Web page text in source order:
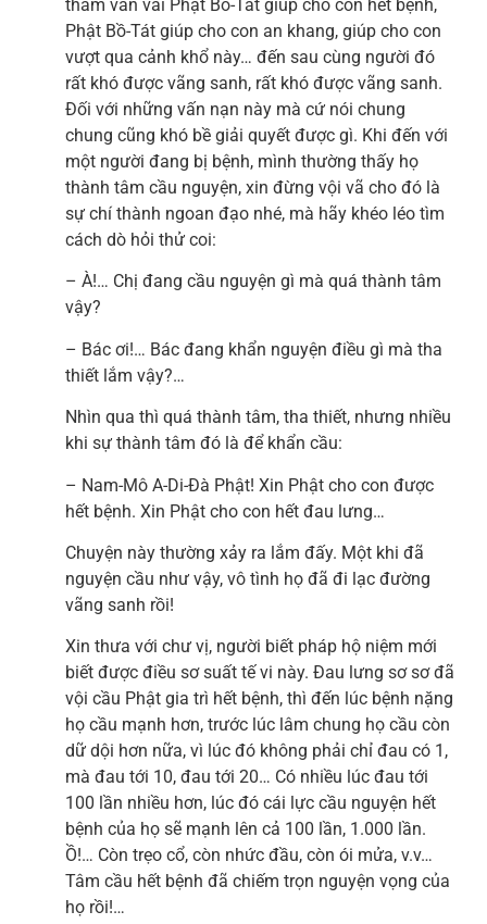
thầm van vái Phật Bồ-Tát giúp cho con hết bệnh,
Phật Bồ-Tát giúp cho con an khang, giúp cho con
vượt qua cảnh khổ này… đến sau cùng người đó
rất khó được vãng sanh, rất khó được vãng sanh.
Đối với những vấn nạn này mà cứ nói chung
chung cũng khó bề giải quyết được gì. Khi đến với
một người đang bị bệnh, mình thường thấy họ
thành tâm cầu nguyện, xin đừng vội vã cho đó là
sự chí thành ngoan đạo nhé, mà hãy khéo léo tìm
cách dò hỏi thử coi:
– À!… Chị đang cầu nguyện gì mà quá thành tâm
vậy?
– Bác ơi!… Bác đang khẩn nguyện điều gì mà tha
thiết lắm vậy?…
Nhìn qua thì quá thành tâm, tha thiết, nhưng nhiều
khi sự thành tâm đó là để khẩn cầu:
– Nam-Mô A-Di-Đà Phật! Xin Phật cho con được
hết bệnh. Xin Phật cho con hết đau lưng…
Chuyện này thường xảy ra lắm đấy. Một khi đã
nguyện cầu như vậy, vô tình họ đã đi lạc đường
vãng sanh rồi!
Xin thưa với chư vị, người biết pháp hộ niệm mới
biết được điều sơ suất tế vi này. Đau lưng sơ sơ đã
vội cầu Phật gia trì hết bệnh, thì đến lúc bệnh nặng
họ cầu mạnh hơn, trước lúc lâm chung họ cầu còn
dữ dội hơn nữa, vì lúc đó không phải chỉ đau có 1,
mà đau tới 10, đau tới 20… Có nhiều lúc đau tới
100 lần nhiều hơn, lúc đó cái lực cầu nguyện hết
bệnh của họ sẽ mạnh lên cả 100 lần, 1.000 lần.
Ồ!… Còn trẹo cổ, còn nhức đầu, còn ói mửa, v.v…
Tâm cầu hết bệnh đã chiếm trọn nguyện vọng của
họ rồi!…